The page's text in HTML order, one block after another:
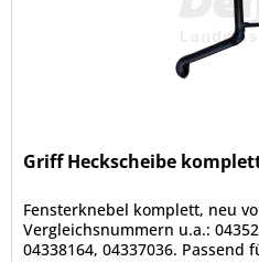
Griff Heckscheibe
Fensterknebel komplett, neu
Vergleichsnummern u.a.:
04338164, 04337036. Passend